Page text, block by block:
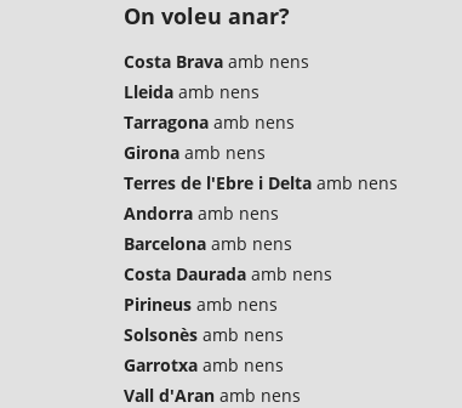
On voleu anar?
Costa Brava amb nens
Lleida amb nens
Tarragona amb nens
Girona amb nens
Terres de l'Ebre i Delta amb nens
Andorra amb nens
Barcelona amb nens
Costa Daurada amb nens
Pirineus amb nens
Solsonès amb nens
Garrotxa amb nens
Vall d'Aran amb nens